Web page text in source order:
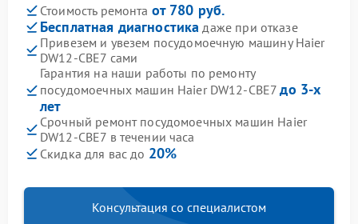
Стоимость ремонта от 780 руб.
Бесплатная диагностика даже при отказе
Привезем и увезем посудомоечную машину Haier
DW12-CBE7 сами
Гарантия на наши работы по ремонту
посудомоечных машин Haier DW12-CBE7до 3-х
лет
Срочный ремонт посудомоечных машин Haier
DW12-CBE7 в течении часа
Скидка для вас до 20%
Консультация со специалистом